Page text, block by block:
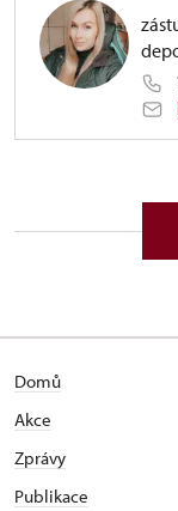
Domů
Akce
Zprávy
Publikace